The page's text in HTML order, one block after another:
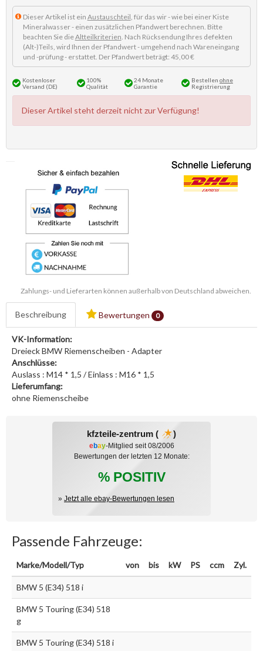
Dieser Artikel ist ein Austauschteil , für das wir - wie bei einer Kiste
Mineralwasser - einen zusätzlichen Pfandwert berechnen. Bitte
beachten Sie dieAltteilkriterien . Nach Rücksendung Ihres defekten
(Alt-)Teils, wird Ihnen der Pfandwert - umgehend nach Wareneingang
und -prüfung - erstattet. Der Pfandwert beträgt: 45,00 €
Kostenloser
Versand (DE)
100%
Qualität
24 Monate
Garantie
Bestellen ohne
Registrierung
Dieser Artikel steht derzeit nicht zur Verfügung!
Zahlungs- und Lieferarten können außerhalb von Deutschland abweichen.
Beschreibung Bewertungen 0
VK-Information:
Dreieck BMW Riemenscheiben - Adapter
Anschlüsse:
Auslass : M14 * 1,5 / Einlass : M16 * 1,5
Lieferumfang:
ohne Riemenscheibe
kfzteile-zentrum ( )
ebay-Mitglied seit 08/2006
Bewertungen der letzten 12 Monate:
% POSITIV
» Jetzt alle ebay-Bewertungen lesen
Passende Fahrzeuge:
Marke/Modell/Typ von bis kW PS ccm Zyl.
BMW 5 (E34) 518 i
BMW 5 Touring (E34) 518
g
BMW 5 Touring (E34) 518 i